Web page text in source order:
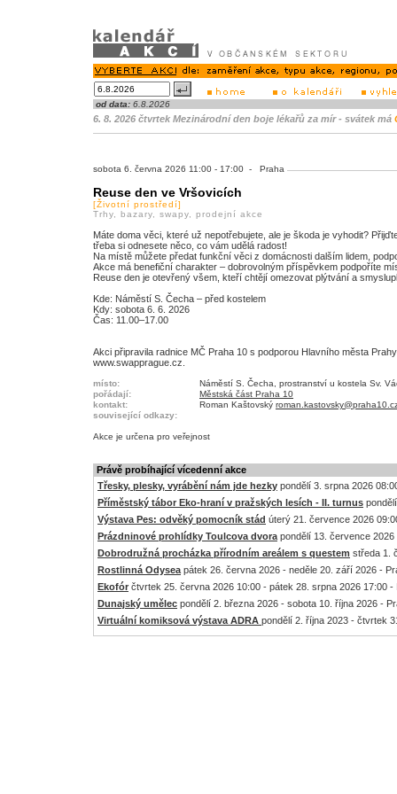
od data: 6.8.2026
6. 8. 2026 čtvrtek Mezinárodní den boje lékařů za mír - svátek má
sobota 6. června 2026 11:00 - 17:00 - Praha
Reuse den ve Vršovicích
[Životní prostředí]
Trhy, bazary, swapy, prodejní akce
Máte doma věci, které už nepotřebujete, ale je škoda je vyhodit?
třeba si odnesete něco, co vám udělá radost!
Na místě můžete předat funkční věci z domácnosti dalším lidem,
Akce má benefiční charakter – dobrovolným příspěvkem podpoříte
Reuse den je otevřený všem, kteří chtějí omezovat plýtvání a
Kde: Náměstí S. Čecha – před kostelem
Kdy: sobota 6. 6. 2026
Čas: 11.00–17.00
Akci připravila radnice MČ Praha 10 s podporou Hlavního města
www.swapprague.cz.
místo:
Náměstí S. Čecha, prostranství u kostela Sv.
pořádají:
Městská část Praha 10
kontakt:
Roman Kaštovský
související odkazy:
Akce je určena pro veřejnost
Právě probíhající vícedenní akce
Třesky, plesky, vyrábění nám jde hezky pondělí 3. srpna 2026
Příměstský tábor Eko-hraní v pražských lesích - II. turnus
Výstava Pes: odvěký pomocník stád úterý 21. července 2026
Prázdninové prohlídky Toulcova dvora pondělí 13. července
Dobrodružná procházka přírodním areálem s questem středa 1.
Rostlinná Odysea pátek 26. června 2026 - neděle 20. září 2026 -
Ekofór čtvrtek 25. června 2026 10:00 - pátek 28. srpna 2026 17:00 -
Dunajský umělec pondělí 2. března 2026 - sobota 10. října 2026 -
Virtuální komiksová výstava ADRA pondělí 2. října 2023 - čtvrtek